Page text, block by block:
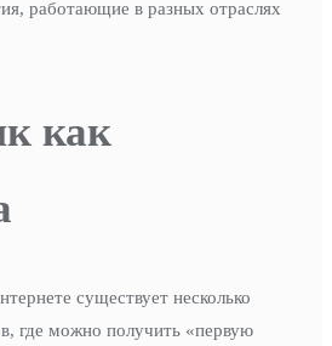
работающие в разных отраслях
как
существует несколько
где можно получить «первую